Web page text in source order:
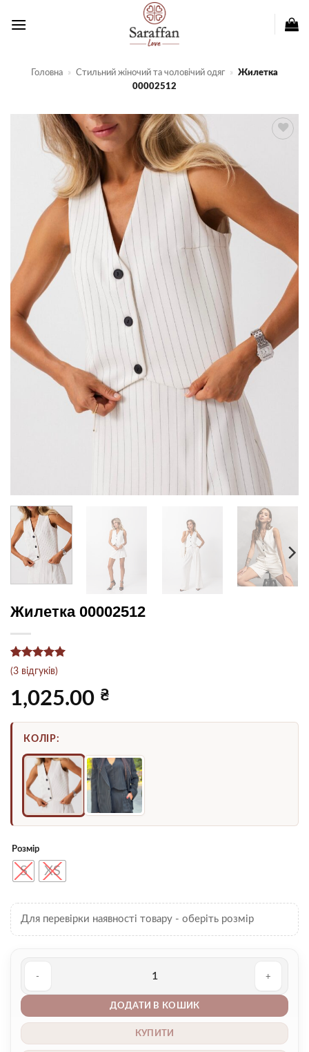
Головна » Стильний жіночий та чоловічий одяг » Жилетка
00002512
Жилетка 00002512
Рейтинг5
з 5 на
основі
опитування
3
покупців
(3 відгуків)
1,025.00 ₴
КОЛІР:
Розмір
S XS
Для перевірки наявності товару - оберіть розмір
ДОДАТИ В КОШИК
КУПИТИ